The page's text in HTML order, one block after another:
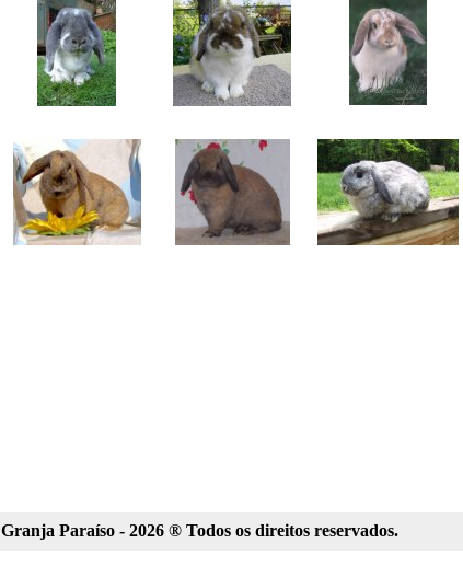
Granja Paraíso - 2026 ® Todos os direitos reservados.